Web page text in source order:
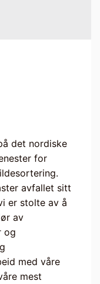
det nordiske
for
avfallet sitt
er stolte av å
av
og
med våre
mest